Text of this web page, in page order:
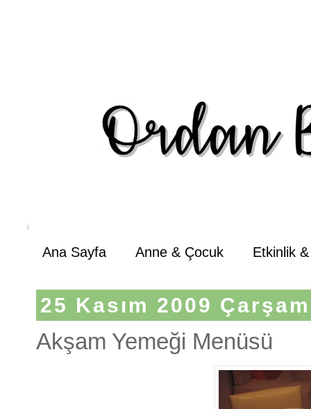
Ana Sayfa Anne & Çocuk Etkinlik
25 Kasım 2009
Akşam Yemeği Menüsü